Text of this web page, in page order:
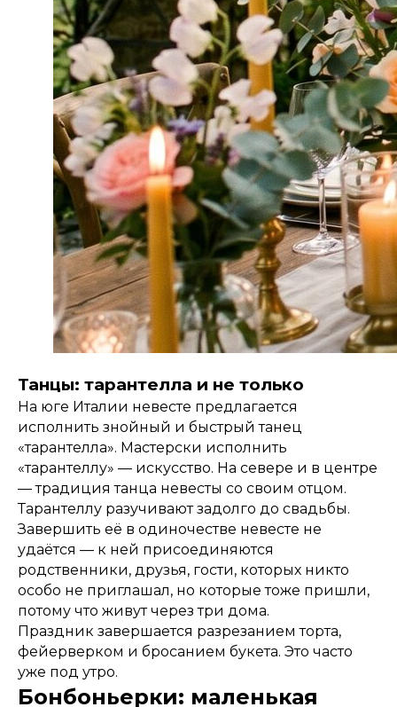
Танцы: тарантелла и не только
На юге Италии невесте предлагается
исполнить знойный и быстрый танец
«тарантелла». Мастерски исполнить
«тарантеллу» — искусство. На севере и в центре
— традиция танца невесты со своим отцом.
Тарантеллу разучивают задолго до свадьбы.
Завершить её в одиночестве невесте не
удаётся — к ней присоединяются
родственники, друзья, гости, которых никто
особо не приглашал, но которые тоже пришли,
потому что живут через три дома.
Праздник завершается разрезанием торта,
фейерверком и бросанием букета. Это часто
уже под утро.
Бонбоньерки: маленькая